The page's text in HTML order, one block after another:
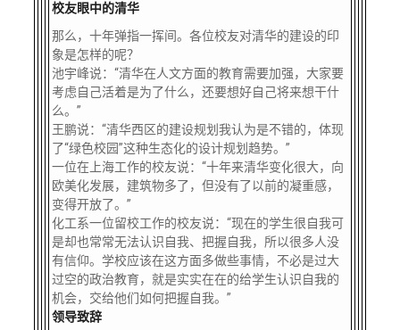
校友眼中的清华
那么，十年弹指一挥间。各位校友对清华的建设的印
象是怎样的呢？
池宇峰说：“清华在人文方面的教育需要加强，大家要
考虑自己活着是为了什么，还要想好自己将来想干什
么。”
王鹏说：“清华西区的建设规划我认为是不错的，体现
了“绿色校园”这种生态化的设计规划趋势。”
一位在上海工作的校友说：“十年来清华变化很大，向
欧美化发展，建筑物多了，但没有了以前的凝重感，
变得开放了。”
化工系一位留校工作的校友说：“现在的学生很自我可
是却也常常无法认识自我、把握自我，所以很多人没
有信仰。学校应该在这方面多做些事情，不必是过大
过空的政治教育，就是实实在在的给学生认识自我的
机会，交给他们如何把握自我。”
领导致辞